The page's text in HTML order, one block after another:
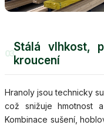
03Stálá vlhkost,
kroucení
Hranoly jsou technicky
což snižuje hmotnost
Kombinace sušení,